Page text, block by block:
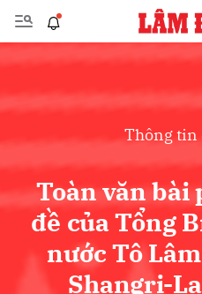
Thông tin
Toàn văn bài
đề của Tổng
nước Tô
Shangri-